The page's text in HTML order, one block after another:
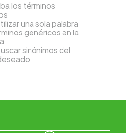
los términos
una sola palabra
genéricos en la
sinónimos del